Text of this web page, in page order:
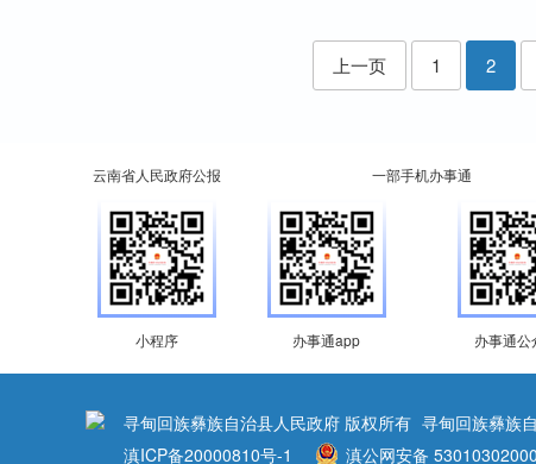
上一页 1 2
云南省人民政府公报
小程序
一部手机办事通
办事通app 办事通公
寻甸回族彝族自治县人民政府 版权所有 寻甸回族彝族
滇ICP备20000810号-1
滇公网安备